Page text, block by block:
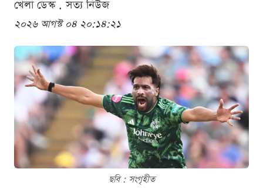
খেলা ডেস্ক . সত্য নিউজ
২০২৬ আগস্ট ০৪ ২০:১৪:২১
ছবি : সংগৃহীত